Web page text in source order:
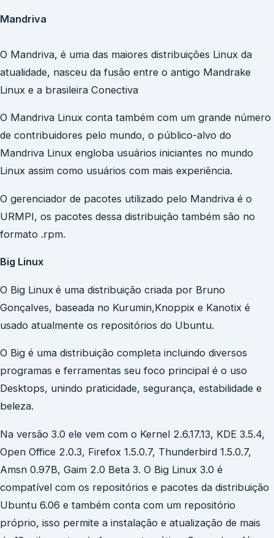
Mandriva
O Mandriva, é uma das maiores distribuições Linux da
atualidade, nasceu da fusão entre o antigo Mandrake
Linux e a brasileira Conectiva
O Mandriva Linux conta também com um grande número
de contribuidores pelo mundo, o público-alvo do
Mandriva Linux engloba usuários iniciantes no mundo
Linux assim como usuários com mais experiência.
O gerenciador de pacotes utilizado pelo Mandriva é o
URMPI, os pacotes dessa distribuição também são no
formato .rpm.
Big Linux
O Big Linux é uma distribuição criada por Bruno
Gonçalves, baseada no Kurumin,Knoppix e Kanotix é
usado atualmente os repositórios do Ubuntu.
O Big é uma distribuição completa incluindo diversos
programas e ferramentas seu foco principal é o uso
Desktops, unindo praticidade, segurança, estabilidade e
beleza.
Na versão 3.0 ele vem com o Kernel 2.6.17.13, KDE 3.5.4,
Open Office 2.0.3, Firefox 1.5.0.7, Thunderbird 1.5.0.7,
Amsn 0.97B, Gaim 2.0 Beta 3. O Big Linux 3.0 é
compatível com os repositórios e pacotes da distribuição
Ubuntu 6.06 e também conta com um repositório
próprio, isso permite a instalação e atualização de mais